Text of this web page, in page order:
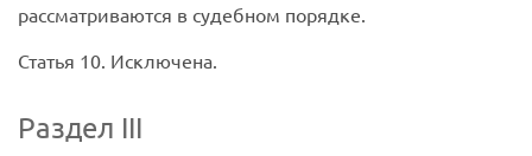
рассматриваются в судебном порядке.
Статья 10. Исключена.
Раздел III